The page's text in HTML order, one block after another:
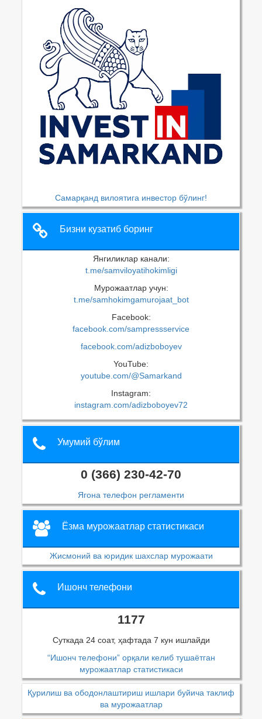
Самарқанд вилоятига инвестор бўлинг!
Бизни кузатиб боринг
Янгиликлар канали:
t.me/samviloyatihokimligi
Мурожаатлар учун:
t.me/samhokimgamurojaat_bot
Facebook:
facebook.com/sampressservice
facebook.com/adizboboyev
YouTube:
youtube.com/@Samarkand
Instagram:
instagram.com/adizboboyev72
Умумий бўлим
0 (366) 230-42-70
Ягона телефон регламенти
Ёзма мурожаатлар статистикаси
Жисмоний ва юридик шахслар мурожаати
Ишонч телефони
1177
Суткада 24 соат, ҳафтада 7 кун ишлайди
“Ишонч телефони” орқали келиб тушаётган
мурожаатлар статистикаси
Қурилиш ва ободонлаштириш ишлари буйича таклиф
ва мурожаатлар